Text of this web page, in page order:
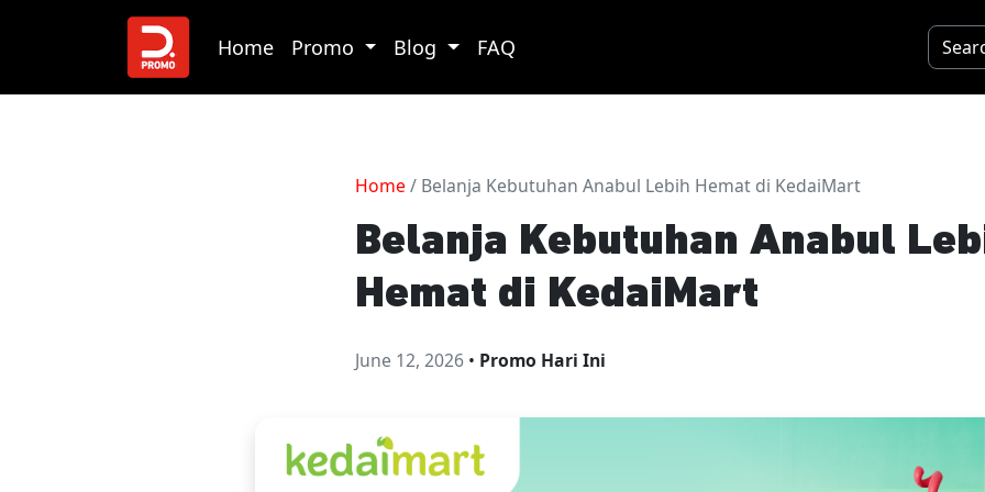
Home Promo Blog FAQ
Home / Belanja Kebutuhan Anabul Lebih Hemat di KedaiMart
Belanja Kebutuhan Anabul
Hemat di KedaiMart
June 12, 2026• Promo Hari Ini